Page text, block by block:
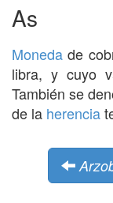
As
Moneda de
libra, y cuyo
También se
de la herencia